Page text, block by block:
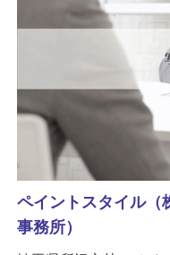
ペイントスタイル（
事務所）